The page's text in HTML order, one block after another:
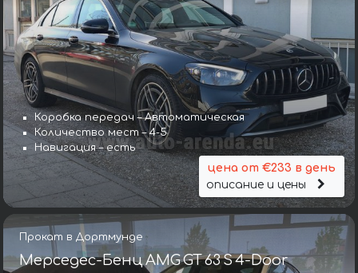
Коробка передач – Автоматическая
Количество мест – 4-5
Навигация – есть
цена от €233 в день
описание и цены
Прокат в Дортмунде
Мерседес-Бенц AMG GT 63 S 4-Door